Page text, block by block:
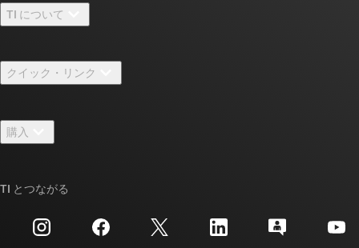
TI について
採用情報
ニュース
イベント
投資家向け情報
クイック・リンク
TI E2E™ 設計サポート・フォーラム
クロスリファレンス検索
カスタマー・サポート・センター
購入
TI とつながる